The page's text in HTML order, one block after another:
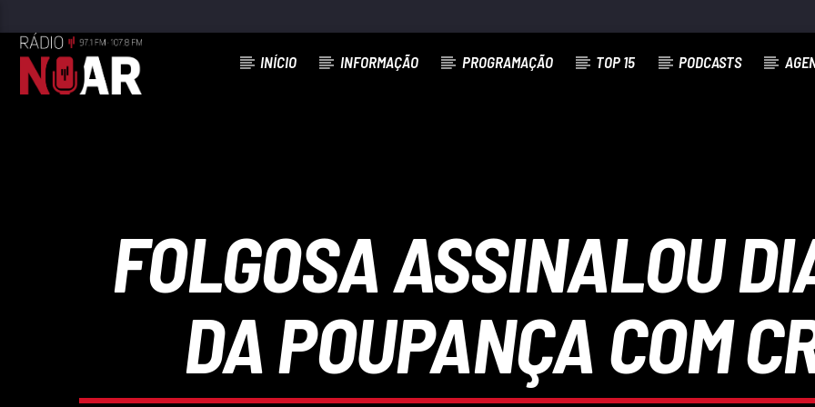
INÍCIO INFORMAÇÃO PROGRAMAÇÃO TOP 15 PODCASTS
FOLGOSA ASSINALOU
DA POUPANÇA COM